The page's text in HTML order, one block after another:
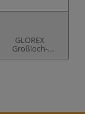
GLOREX
Großloch-
Holzkugeln